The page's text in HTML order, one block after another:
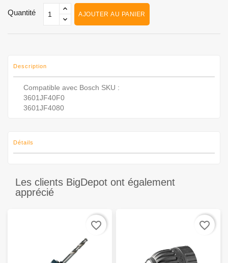
Quantité AJOUTER AU PANIER
Description
Compatible avec Bosch SKU :
3601JF40F0
3601JF4080
Détails
Les clients BigDepot ont également
apprécié
favorite_border favorite_border